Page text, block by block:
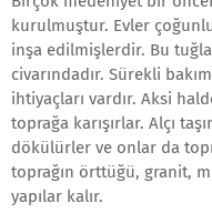
kurulmuştur. Evler
inşa edilmişlerdir. Bu
civarındadır. Sürekli
ihtiyaçları vardır. Aksi
toprağa karışırlar. Alçı
dökülürler ve onlar da
toprağın örttüğü, granit,
yapılar kalır.